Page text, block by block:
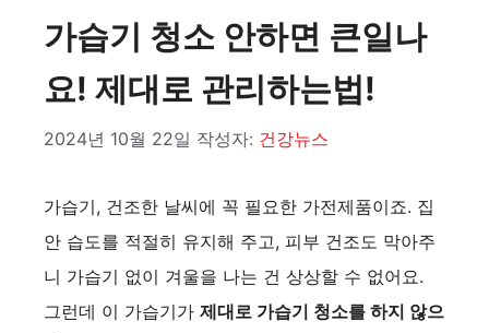
가습기 청소 안하면 큰일나
요! 제대로 관리하는법!
2024년 10월 22일 작성자: 건강뉴스
가습기, 건조한 날씨에 꼭 필요한 가전제품이죠. 집
안 습도를 적절히 유지해 주고, 피부 건조도 막아주
니 가습기 없이 겨울을 나는 건 상상할 수 없어요.
그런데 이 가습기가 제대로 가습기 청소를 하지 않으